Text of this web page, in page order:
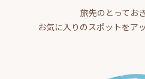
旅先のとってお
お気に入りのスポットをア